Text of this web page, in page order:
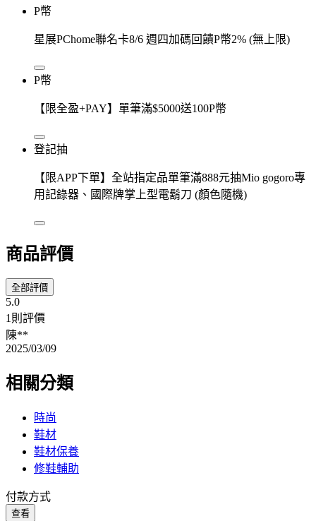
P幣
星展PChome聯名卡8/6 週四加碼回饋P幣2% (無上限)
P幣
【限全盈+PAY】單筆滿$5000送100P幣
登記抽
【限APP下單】全站指定品單筆滿888元抽Mio gogoro專
用記錄器、國際牌掌上型電鬍刀 (顏色隨機)
商品評價
全部評價
5.0
1則評價
陳**
2025/03/09
相關分類
時尚
鞋材
鞋材保養
修鞋輔助
付款方式
查看